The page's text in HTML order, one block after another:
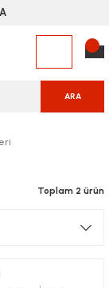
ARA
Toplam 2 ürün